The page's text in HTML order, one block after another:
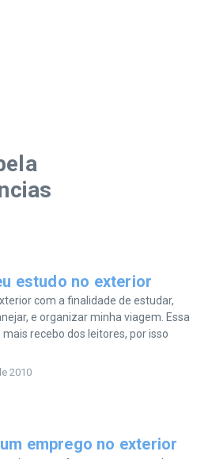
estudo no exterior
com a finalidade de estudar,
e organizar minha viagem. Essa
recebo dos leitores, por isso
2010
emprego no exterior